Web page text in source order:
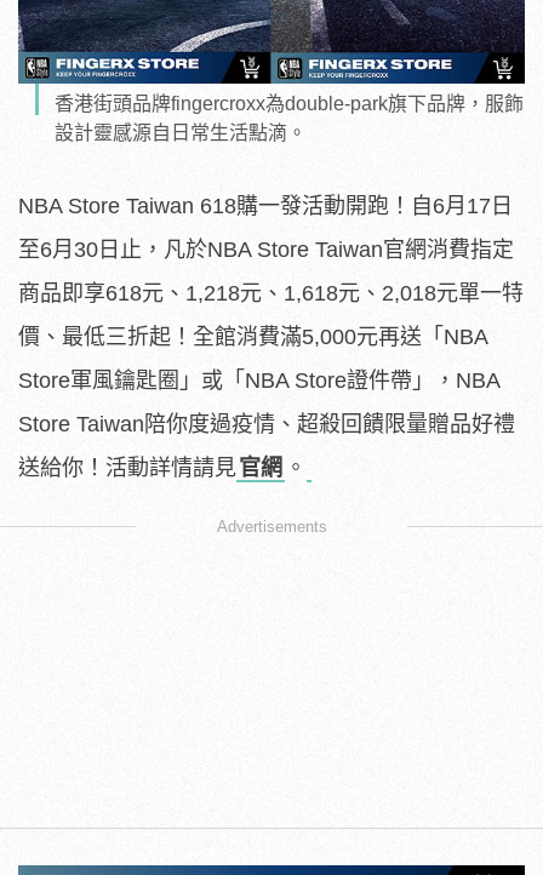
香港街頭品牌fingercroxx為double-park旗下品牌，服飾
設計靈感源自日常生活點滴。
NBA Store Taiwan 618購一發活動開跑！自6月17日
至6月30日止，凡於NBA Store Taiwan官網消費指定
商品即享618元、1,218元、1,618元、2,018元單一特
價、最低三折起！全館消費滿5,000元再送「NBA
Store軍風鑰匙圈」或「NBA Store證件帶」，NBA
Store Taiwan陪你度過疫情、超殺回饋限量贈品好禮
送給你！活動詳情請見官網 。
Advertisements